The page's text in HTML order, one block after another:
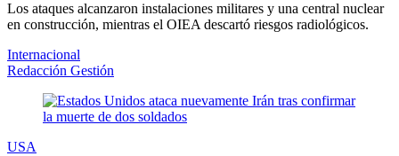
Los ataques alcanzaron instalaciones militares y una central nuclear
en construcción, mientras el OIEA descartó riesgos radiológicos.
Internacional
Redacción Gestión
USA